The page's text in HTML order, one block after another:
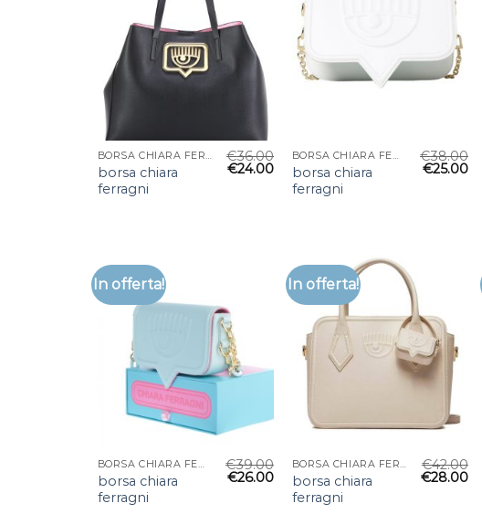
BORSA CHIARA FERRAGNI
borsa chiara
ferragni
€36.00
€24.00
BORSA CHIARA FERRAGNI
borsa chiara
ferragni
€38.00
€25.00
In offerta!
BORSA CHIARA FERRAGNI
borsa chiara
ferragni
€39.00
€26.00
In offerta!
BORSA CHIARA FERRAGNI
borsa chiara
ferragni
€42.00
€28.00